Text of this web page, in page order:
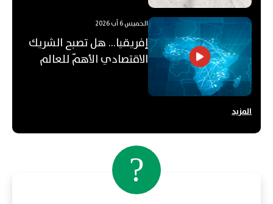
الخميس 6 آب 2026
إفريقيا... هل تصبح الشريك
الاقتصادي الأهمّ للعالم
المزيد
?